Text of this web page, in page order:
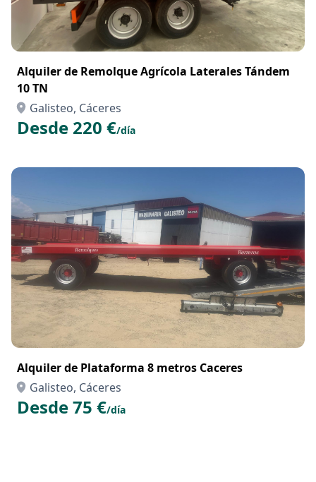
Alquiler de Remolque Agrícola Laterales Tándem
10 TN
Galisteo, Cáceres
Desde 220 €/día
Alquiler de Plataforma 8 metros Caceres
Galisteo, Cáceres
Desde 75 €/día